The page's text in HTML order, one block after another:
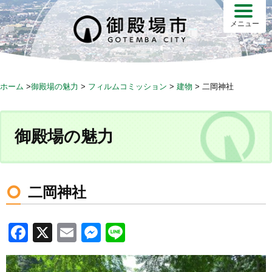
S
k
i
p
o
メニュー
ホーム >御殿場の魅力 > フィルムコミッション > 建物 > 二岡神社
御殿場の魅力
二岡神社
F
a
X
E
m
M
e
n